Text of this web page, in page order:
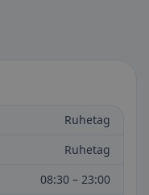
Ruhetag
Ruhetag
08:30 – 23:00